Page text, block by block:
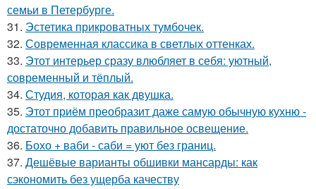
семьи в Петербурге.
31. Эстетика прикроватных тумбочек.
32. Современная классика в светлых оттенках.
33. Этот интерьер сразу влюбляет в себя: уютный,
современный и тёплый.
34. Студия, которая как двушка.
35. Этот приём преобразит даже самую обычную кухню -
достаточно добавить правильное освещение.
36. Бохо + ваби - саби = уют без границ.
37. Дешёвые варианты обшивки мансарды: как
сэкономить без ущерба качеству